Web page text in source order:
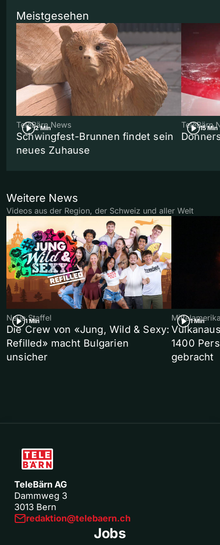
Meistgesehen
2 Min
TeleBärn News
Schwingfest-Brunnen findet sein
neues Zuhause
15 Min
TeleBärn
Weitere News
Videos aus der Region, der Schweiz und aller Welt
1 Min
Neue Staffel
Die Crew von «Jung, Wild & Sexy:
Refilled» macht Bulgarien
unsicher
1 Min
1400
gebracht
TeleBärn AG
Dammweg 3
3013 Bern
redaktion@telebaern.ch
Jobs